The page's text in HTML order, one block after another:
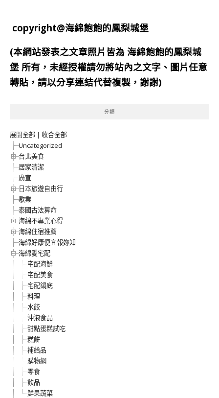
copyright@海綿飽飽的鳳梨城堡
(本網站發表之文章照片皆為 海綿飽飽的鳳梨城
堡 所有，未經授權請勿將站內之文字、圖片任意
轉貼，請以分享連結代替複製，謝謝)
分類
展開全部 | 收合全部
Uncategorized
台北美食
居家清潔
廣宣
日本旅遊自由行
歇業
泰國古法算命
海綿不專業心得
海綿住宿推薦
海綿好康便宜報妳知
海綿愛宅配
宅配海鮮
宅配美食
宅配鍋底
料理
水餃
沖泡食品
甜點蛋糕試吃
糕餅
補給品
購物網
零食
飲品
鮮果蔬菜